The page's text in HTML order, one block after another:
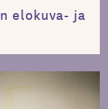
elokuva- ja